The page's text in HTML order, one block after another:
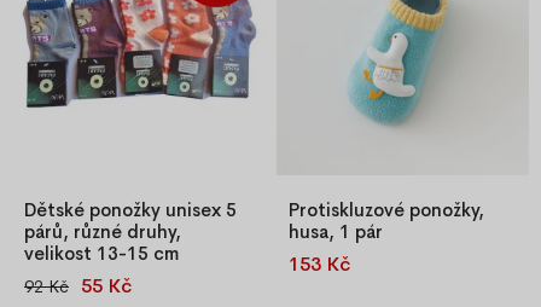
Dětské ponožky unisex 5
párů, různé druhy,
velikost 13-15 cm
Sada 5 párů dětských
92 Kč 55 Kč
Protiskluzové ponožky,
husa, 1 pár
Veselé protiskluzové ponožky
153 Kč